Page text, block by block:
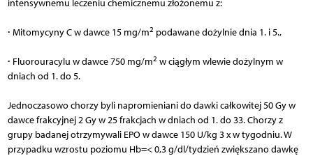
intensywnemu leczeniu chemicznemu złożonemu z:
∙ Mitomycyny C w dawce 15 mg/m2 podawane dożylnie dnia 1. i 5.,
∙ Fluorouracylu w dawce 750 mg/m2 w ciągłym wlewie dożylnym w
dniach od 1. do 5.
Jednoczasowo chorzy byli napromieniani do dawki całkowitej 50 Gy w
dawce frakcyjnej 2 Gy w 25 frakcjach w dniach od 1. do 33. Chorzy z
grupy badanej otrzymywali EPO w dawce 150 U/kg 3 x w tygodniu. W
przypadku wzrostu poziomu Hb=< 0,3 g/dl/tydzień zwiększano dawkę